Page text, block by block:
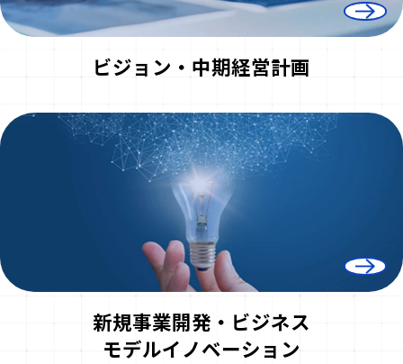
ビジョン・中期経営計画
新規事業開発・ビジネス
モデルイノベーション